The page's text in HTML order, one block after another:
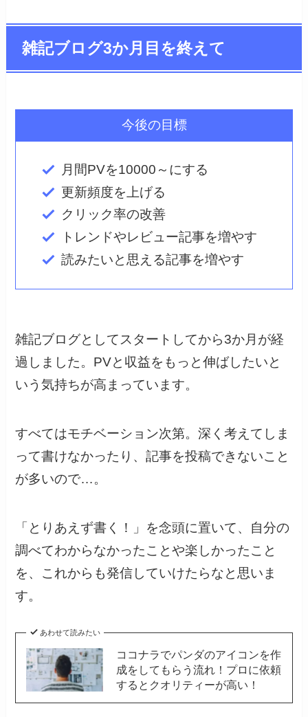
雑記ブログ3か月目を終えて
今後の目標
月間PVを10000～にする
更新頻度を上げる
クリック率の改善
トレンドやレビュー記事を増やす
読みたいと思える記事を増やす
雑記ブログとしてスタートしてから3か月が経
過しました。PVと収益をもっと伸ばしたいと
いう気持ちが高まっています。
すべてはモチベーション次第。深く考えてしま
って書けなかったり、記事を投稿できないこと
が多いので…。
「とりあえず書く！」を念頭に置いて、自分の
調べてわからなかったことや楽しかったこと
を、これからも発信していけたらなと思いま
す。
あわせて読みたい
ココナラでパンダのアイコンを作
成をしてもらう流れ！プロに依頼
するとクオリティーが高い！